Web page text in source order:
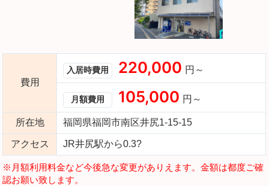
費用
入居時費用 220,000 円～
月額費用 105,000 円～
所在地 福岡県福岡市南区井尻1-15-15
アクセス JR井尻駅から0.3?
※月額利用料金など今後急な変更がありえます。金額は都度ご確
認お願い致します。